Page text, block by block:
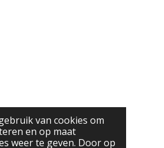
van cookies om
en op maat
weer te geven. Door op